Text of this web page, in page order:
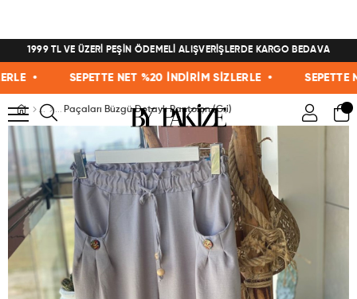
1999 TL VE ÜZERİ PEŞİN ÖDEMELİ ALIŞVERİŞLERDE KARGO BEDAVA
• SEPETTE NET %20 İNDİRİM SİZLERLE • SEPETTE
Paçaları Büzgü Detaylı Pantolon (Gri)